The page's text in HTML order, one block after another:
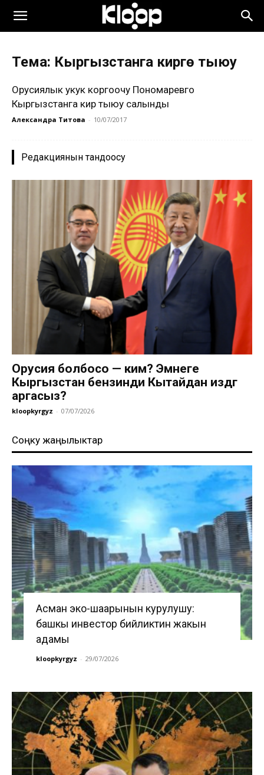
Тема: Кыргызстанга кирүүгө тыюу
Орусиялык укук коргоочу Пономаревго
Кыргызстанга кирүү тыюу салынды
Александра Титова - 10/07/2017
Редакциянын тандоосу
Орусия болбосо — ким? Эмнеге
Кыргызстан бензинди Кытайдан издөөгө
аргасыз?
kloopkyrgyz - 07/07/2026
Соңку жаңылыктар
Асман эко-шаарынын курулушу:
башкы инвестор бийликтин жакын
адамы
kloopkyrgyz - 29/07/2026